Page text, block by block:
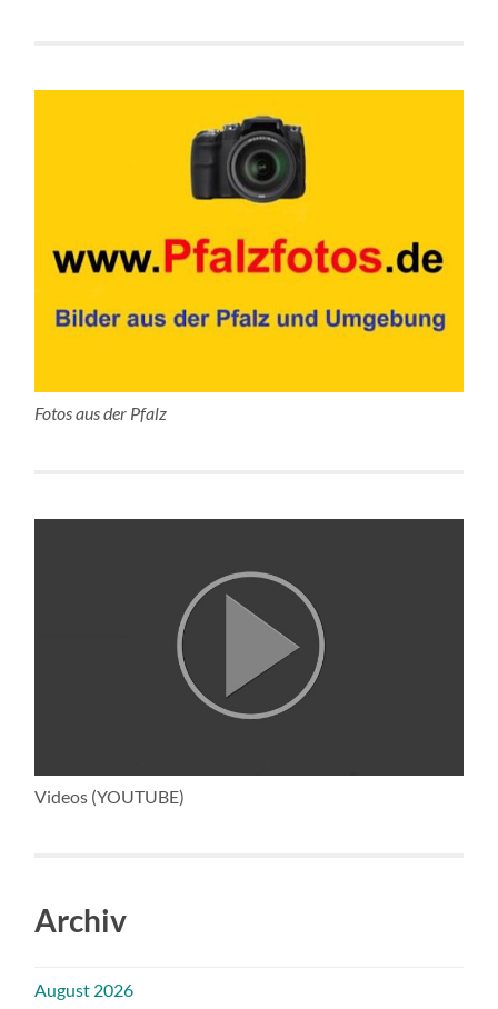
Fotos aus der Pfalz
Videos (YOUTUBE)
Archiv
August 2026